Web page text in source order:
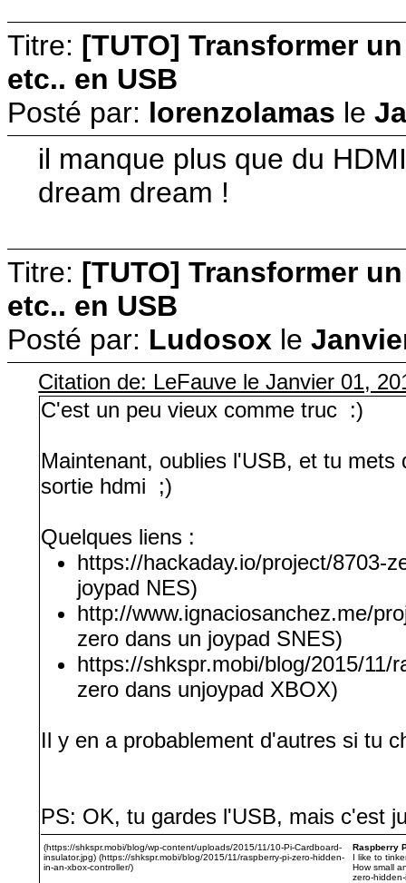
Titre: [TUTO] Transformer
etc.. en USB
Posté par: lorenzolamas le
il manque plus que du
dream dream !
Titre: [TUTO] Transformer
etc.. en USB
Posté par: Ludosox le
Citation de: LeFauve le Janvier 01,
C'est un peu vieux comme truc :)
Maintenant, oublies l'USB, et tu
sortie hdmi ;)
Quelques liens :
https://hackaday.io/project/8703-
joypad NES)
http://www.ignaciosanchez.me/
zero dans un joypad SNES)
https://shkspr.mobi/blog/2015/11/
zero dans unjoypad XBOX)
Il y en a probablement d'autres si tu
PS: OK, tu gardes l'USB, mais c'est
(https://shkspr.mobi/blog/wp-content/uploads/2015/11/10-Pi-Cardboard-
insulator.jpg) (https://shkspr.mobi/blog/2015/11/raspberry-pi-zero-hidden-
in-an-xbox-controller/)
Raspberry
I like to
How small
zero-